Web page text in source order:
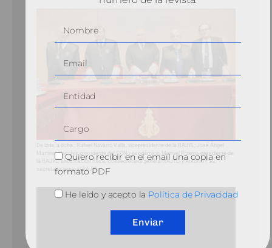
De izda. a dcha.: Rafael Navarro Valls, vicepresidente de la RAJYL; José Ángel
Martinez Sanchiz, presidente del CGN y académico; Manuel Pizarro, presidente de
la RAJYL; Encarnación Roca, vicesecretaria general RAJYL; y Antonio Pau,
secretario general RAJYL.
Quiero recibir en el email una copia en
formato PDF
He leído y acepto la Política de Privacidad
Enviar